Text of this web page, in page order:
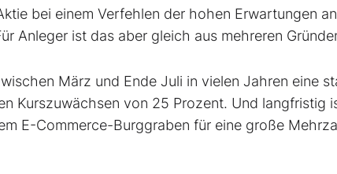
bei einem Verfehlen der hohen Erwartungen
Anleger ist das aber gleich aus mehreren
März und Ende Juli in vielen Jahren eine
Kurszuwächsen von 25 Prozent. Und langfristig
E-Commerce-Burggraben für eine große